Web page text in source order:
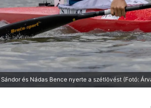
és Nádas Bence nyerte a szétlövést (Fotó: